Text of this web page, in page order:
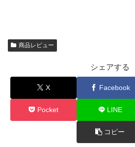
商品レビュー
シェアする
X Facebook
Pocket LINE
コピー